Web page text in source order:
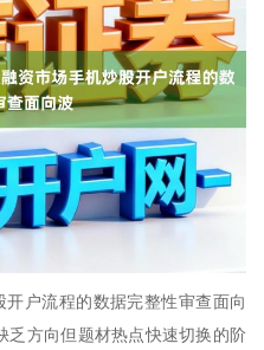
户流程的数据完整性审查面向
乏方向但题材热点快速切换的阶